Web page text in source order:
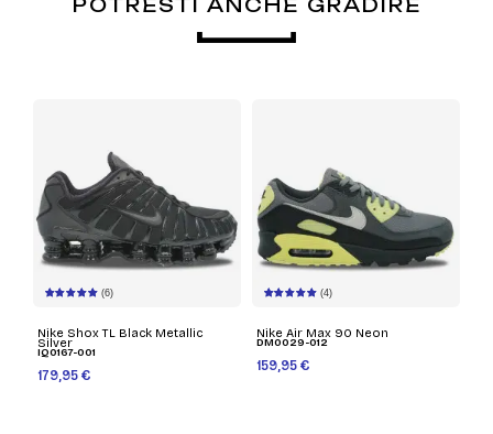
(6)
Nike Shox TL Black Metallic
Silver
IQ0167-001
179,95 €
(4)
Nike Air Max 90 Neon
DM0029-012
159,95 €